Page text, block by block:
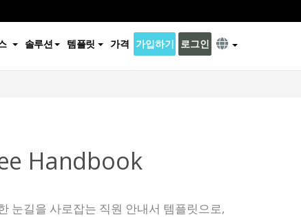
솔루션 템플릿 가격 가입하기 로그인
Handbook
눈길을 사로잡는 직원 안내서 템플릿으로,